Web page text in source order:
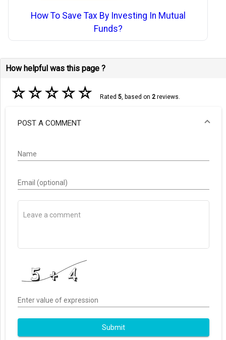
How To Save Tax By Investing In Mutual
Funds?
How helpful was this page ?
☆☆☆☆☆ Rated 5, based on 2reviews.
POST A COMMENT
Name
Email (optional)
Enter value of expression
Submit